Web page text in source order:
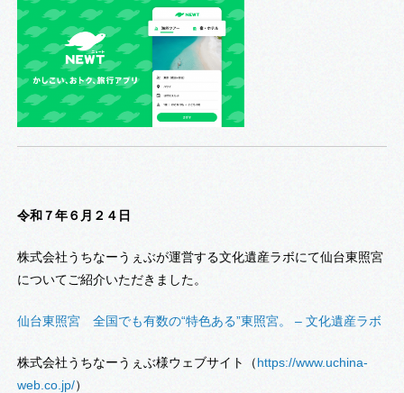
令和７年６月２４日
株式会社うちなーうぇぶが運営する文化遺産ラボにて仙台東照宮
についてご紹介いただきました。
仙台東照宮 全国でも有数の“特色ある”東照宮。 – 文化遺産ラボ
株式会社うちなーうぇぶ様ウェブサイト（https://www.uchina-
web.co.jp/）